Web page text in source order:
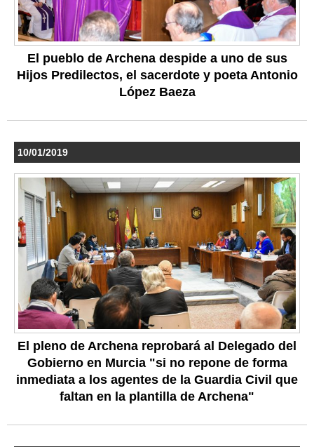
El pueblo de Archena despide a uno de sus
Hijos Predilectos, el sacerdote y poeta Antonio
López Baeza
10/01/2019
El pleno de Archena reprobará al Delegado del
Gobierno en Murcia "si no repone de forma
inmediata a los agentes de la Guardia Civil que
faltan en la plantilla de Archena"